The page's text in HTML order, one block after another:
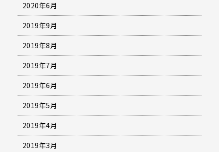
2020年6月
2019年9月
2019年8月
2019年7月
2019年6月
2019年5月
2019年4月
2019年3月